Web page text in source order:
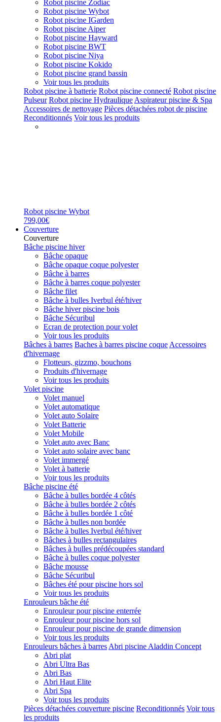
Robot piscine Zodiac
Robot piscine Wybot
Robot piscine IGarden
Robot piscine Aiper
Robot piscine Hayward
Robot piscine BWT
Robot piscine Niya
Robot piscine Kokido
Robot piscine grand bassin
Voir tous les produits
Robot piscine à batterie Robot piscine connecté Robot piscine
Pulseur Robot piscine Hydraulique Aspirateur piscine & Spa
Accessoires de nettoyage Pièces détachées robot de piscine
Reconditionnés Voir tous les produits
Robot piscine Wybot
799,00€
Couverture
Couverture
Bâche piscine hiver
Bâche opaque
Bâche opaque coque polyester
Bâche à barres
Bâche à barres coque polyester
Bâche filet
Bâche à bulles Iverbul été/hiver
Bâche hiver piscine bois
Bâche Sécuribul
Ecran de protection pour volet
Voir tous les produits
Bâches à barres Baches à barres piscine coque Accessoires
d'hivernage
Flotteurs, gizzmo, bouchons
Produits d'hivernage
Voir tous les produits
Volet piscine
Volet manuel
Volet automatique
Volet auto Solaire
Volet Batterie
Volet Mobile
Volet auto avec Banc
Volet auto solaire avec banc
Volet immergé
Volet à batterie
Voir tous les produits
Bâche piscine été
Bâche à bulles bordée 4 côtés
Bâche à bulles bordée 2 côtés
Bâche à bulles bordée 1 côté
Bâche à bulles non bordée
Bâche à bulles Iverbul été/hiver
Bâches à bulles rectangulaires
Bâches à bulles prédécoupées standard
Bâche à bulles coque polyester
Bâche mousse
Bâche Sécuribul
Bâches été pour piscine hors sol
Voir tous les produits
Enrouleurs bâche été
Enrouleur pour piscine enterrée
Enrouleur pour piscine hors sol
Enrouleur pour piscine de grande dimension
Voir tous les produits
Enrouleurs bâches à barres Abri piscine Aladdin Concept
Abri plat
Abri Ultra Bas
Abri Bas
Abri Haut Elite
Abri Spa
Voir tous les produits
Pièces détachées couverture piscine Reconditionnés Voir tous
les produits